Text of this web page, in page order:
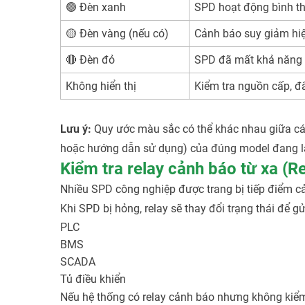
🟢 Đèn xanh
SPD hoạt động bình
🟡 Đèn vàng (nếu có)
Cảnh báo suy giảm
🔴 Đèn đỏ
SPD đã mất khả
Không hiển thị
Kiểm tra nguồn cấp,
Lưu ý: Quy ước màu sắc có thể khác nhau giữa
hoặc hướng dẫn sử dụng) của đúng model đang
Kiểm tra relay cảnh báo từ xa
Nhiều SPD công nghiệp được trang bị tiếp điểm
Khi SPD bị hỏng, relay sẽ thay đổi trạng thái để
PLC
BMS
SCADA
Tủ điều khiển
Nếu hệ thống có relay cảnh báo nhưng không